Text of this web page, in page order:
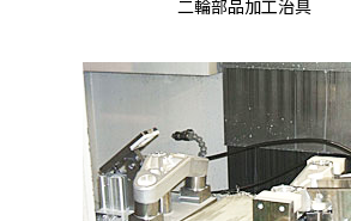
二輪部品加工治具